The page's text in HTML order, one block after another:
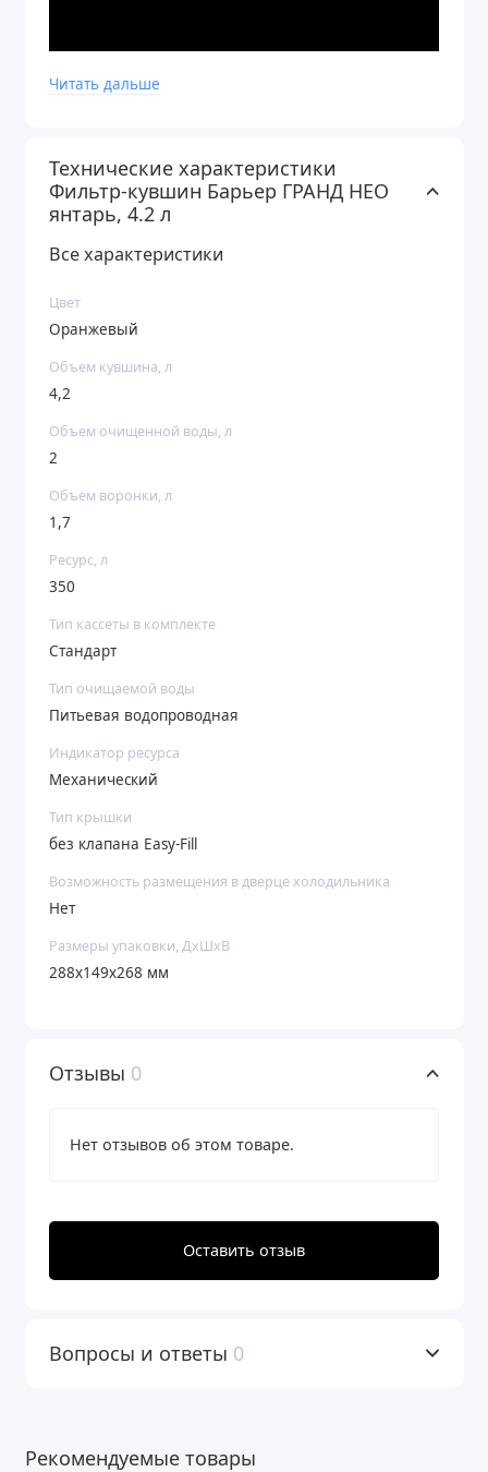
Читать дальше
Технические характеристики
Фильтр-кувшин Барьер ГРАНД НЕО
янтарь, 4.2 л
Все характеристики
Цвет
Оранжевый
Объем кувшина, л
4,2
Объем очищенной воды, л
2
Объем воронки, л
1,7
Ресурс, л
350
Тип кассеты в комплекте
Стандарт
Тип очищаемой воды
Питьевая водопроводная
Индикатор ресурса
Механический
Тип крышки
без клапана Easy-Fill
Возможность размещения в дверце холодильника
Нет
Размеры упаковки, ДхШхВ
288x149x268 мм
Отзывы 0
Нет отзывов об этом товаре.
Оставить отзыв
Вопросы и ответы 0
Рекомендуемые товары